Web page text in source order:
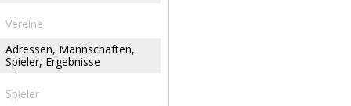
Vereine
Adressen, Mannschaften,
Spieler, Ergebnisse
Spieler